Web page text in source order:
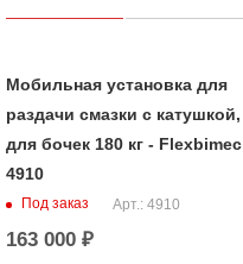
Мобильная установка для
раздачи смазки с катушкой,
для бочек 180 кг - Flexbimec
4910
Под заказ Арт.: 4910
163 000₽